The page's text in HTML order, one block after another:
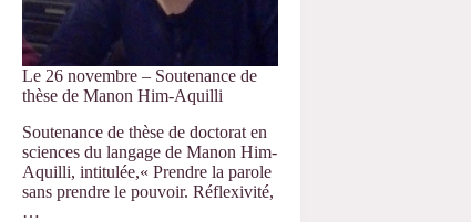
Le 26 novembre – Soutenance de
thèse de Manon Him-Aquilli
Soutenance de thèse de doctorat en
sciences du langage de Manon Him-
Aquilli, intitulée,« Prendre la parole
sans prendre le pouvoir. Réflexivité,
…